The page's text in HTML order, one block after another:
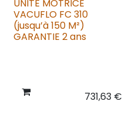
UNITÉ MOTRICE
VACUFLO FC 310
(jusqu’à 150 M²)
GARANTIE 2 ans
731,63€